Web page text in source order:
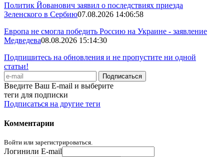
Политик Йованович заявил о последствиях приезда
Зеленского в Сербию07.08.2026 14:06:58
Европа не смогла победить Россию на Украине - заявление
Медведева08.08.2026 15:14:30
Подпишитесь на обновления и не пропустите ни одной
статьи!
Введите Ваш E-mail и выберите
теги для подписки
Подписаться на другие теги
Комментарии
Войти или зарегистрироваться.
Логинили E-mail